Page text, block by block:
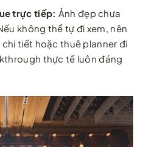
trực tiếp: Ảnh đẹp chưa
không thể tự đi xem, nên
tiết hoặc thuê planner đi
thực tế luôn đáng